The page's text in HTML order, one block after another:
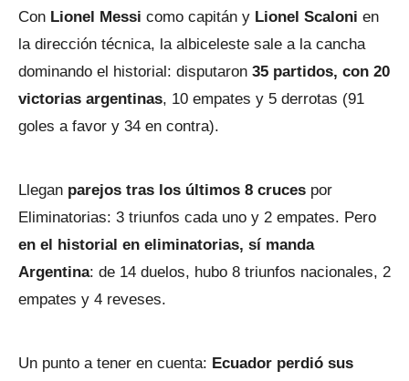
Con Lionel Messi como capitán y Lionel Scaloni en
la dirección técnica, la albiceleste sale a la cancha
dominando el historial: disputaron 35 partidos, con 20
victorias argentinas, 10 empates y 5 derrotas (91
goles a favor y 34 en contra).
Llegan parejos tras los últimos 8 cruces por
Eliminatorias: 3 triunfos cada uno y 2 empates. Pero
en el historial en eliminatorias, sí manda
Argentina: de 14 duelos, hubo 8 triunfos nacionales, 2
empates y 4 reveses.
Un punto a tener en cuenta: Ecuador perdió sus